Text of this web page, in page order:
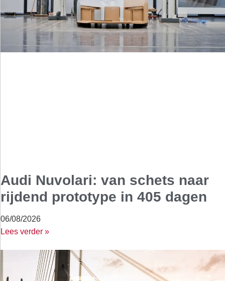
Audi Nuvolari: van schets naar
rijdend prototype in 405 dagen
06/08/2026
Lees verder »